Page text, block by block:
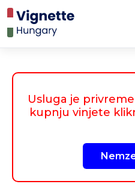
Usluga je
kupnju vinjete